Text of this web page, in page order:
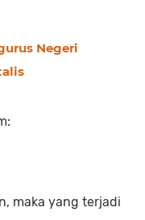
Negeri
maka yang terjadi